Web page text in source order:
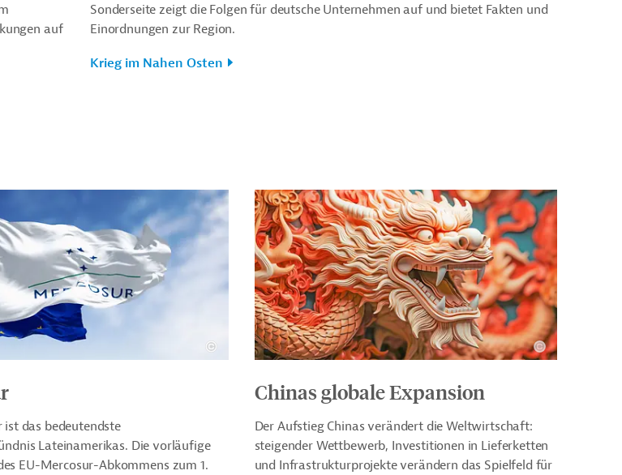
auf
Sonderseite zeigt die Folgen für deutsche Unternehmen auf und bietet Fakten und
Einordnungen zur Region.
Krieg im Nahen Osten
ist das bedeutendste
Lateinamerikas. Die vorläufige
EU-Mercosur-Abkommens zum 1.
Chinas globale Expansion
Der Aufstieg Chinas verändert die Weltwirtschaft:
steigender Wettbewerb, Investitionen in Lieferketten
und Infrastrukturprojekte verändern das Spielfeld für